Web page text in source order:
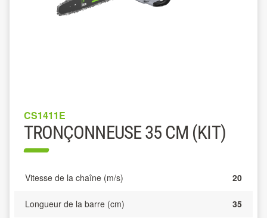
CS1411E
TRONÇONNEUSE 35 CM (KIT)
Vitesse de la chaîne (m/s) 20
Longueur de la barre (cm) 35